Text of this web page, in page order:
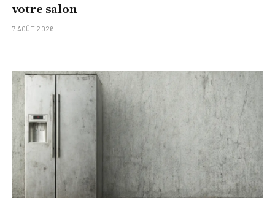
votre salon
7 AOÛT 2026